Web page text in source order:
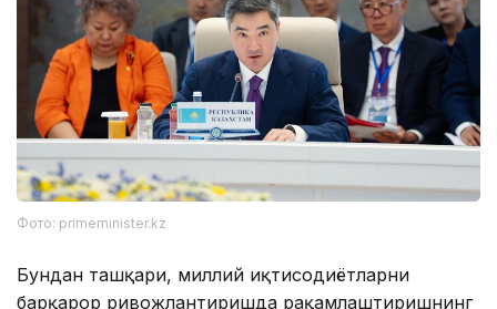
Фото: primeminister.kz
Бундан ташқари, миллий иқтисодиётларни
барқарор ривожлантиришда рақамлаштиришнинг